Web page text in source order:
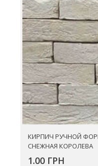
КИРПИЧ РУЧНОЙ
СНЕЖНАЯ КОРОЛЕВА
1.00 ГРН